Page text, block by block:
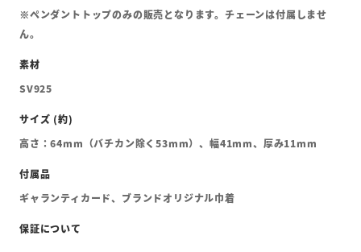
※ペンダントトップのみの販売となります。チェーンは付属しませ
ん。
SV925
高さ：64mm（バチカン除く53mm）、幅41mm、厚み11mm
ギャランティカード、ブランドオリジナル巾着